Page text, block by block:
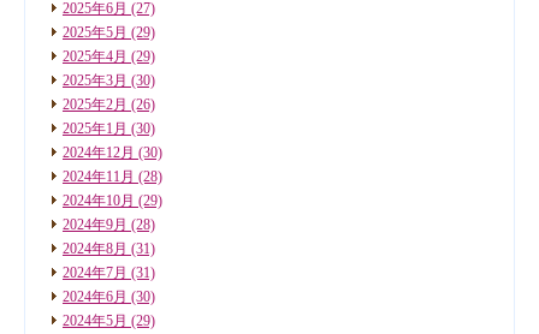
2025年6月 (27)
2025年5月 (29)
2025年4月 (29)
2025年3月 (30)
2025年2月 (26)
2025年1月 (30)
2024年12月 (30)
2024年11月 (28)
2024年10月 (29)
2024年9月 (28)
2024年8月 (31)
2024年7月 (31)
2024年6月 (30)
2024年5月 (29)